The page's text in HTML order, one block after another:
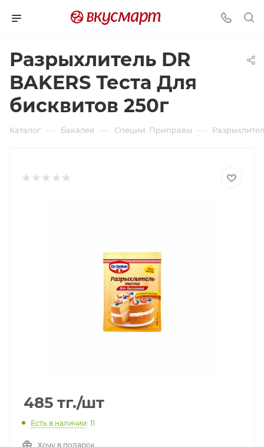
Разрыхлитель DR
BAKERS Теста Для
бисквитов 250г
Каталог — Бакалея — Специи. Приправы —
485 тг./шт
Есть в наличии: 11
Хочу в подарок